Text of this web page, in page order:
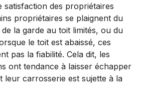
satisfaction des propriétaires
propriétaires se plaignent du
la garde au toit limités, ou du
le toit est abaissé, ces
pas la fiabilité. Cela dit, les
ont tendance à laisser échapper
leur carrosserie est sujette à la